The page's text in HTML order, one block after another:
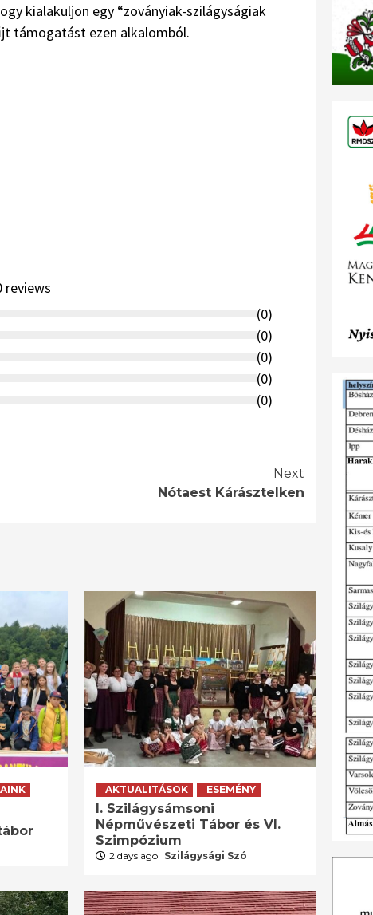
kialakuljon egy “zoványiak-szilágyságiak
támogatást ezen alkalomból.
reviews
(0)
(0)
(0)
(0)
(0)
Next
Nótaest Kárásztelken
AKTUALITÁSOK ESEMÉNY
I. Szilágysámsoni
Népművészeti Tábor és VI.
Szimpózium
2 days ago Szilágysági Szó